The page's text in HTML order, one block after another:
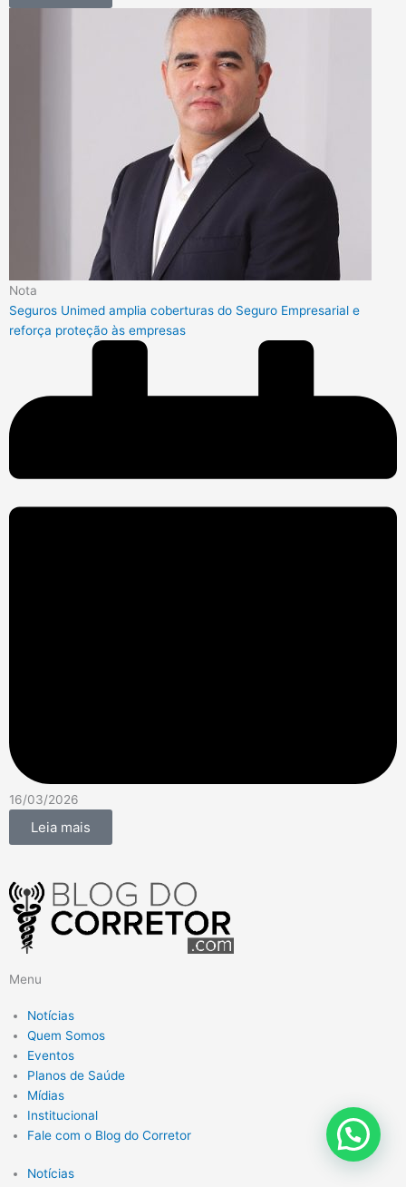
Nota
Seguros Unimed amplia coberturas do Seguro Empresarial e
reforça proteção às empresas
16/03/2026
Leia mais
Menu
Notícias
Quem Somos
Eventos
Planos de Saúde
Mídias
Institucional
Fale com o Blog do Corretor
Notícias